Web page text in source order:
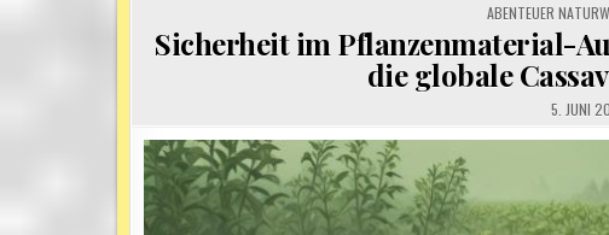
POSTED
IN
ABENTEUER
Sicherheit im Pflanzenmaterial-
die globale
5. JUNI